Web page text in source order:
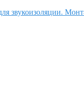
звукоизоляции.